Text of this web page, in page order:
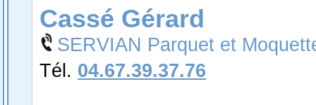
Cassé Gérard
SERVIAN Parquet et
Tél. 04.67.39.37.76